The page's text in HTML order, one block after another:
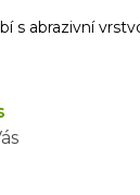
s abrazivní